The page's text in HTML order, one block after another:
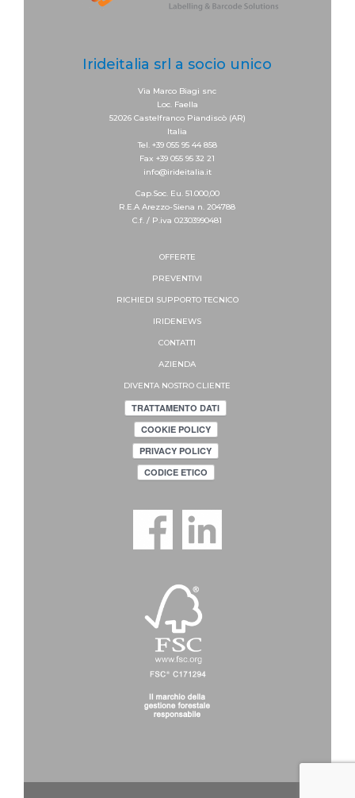
Irideitalia srl a socio unico
Via Marco Biagi snc
Loc. Faella
52026 Castelfranco Piandiscò (AR)
Italia
Tel. +39 055 95 44 858
Fax +39 055 95 32 21
info@irideitalia.it
Cap.Soc. Eu. 51.000,00
R.E.A Arezzo-Siena n. 204788
C.f. / P.iva 02303990481
OFFERTE
PREVENTIVI
RICHIEDI SUPPORTOTECNICO
IRIDENEWS
CONTATTI
AZIENDA
DIVENTA NOSTRO CLIENTE